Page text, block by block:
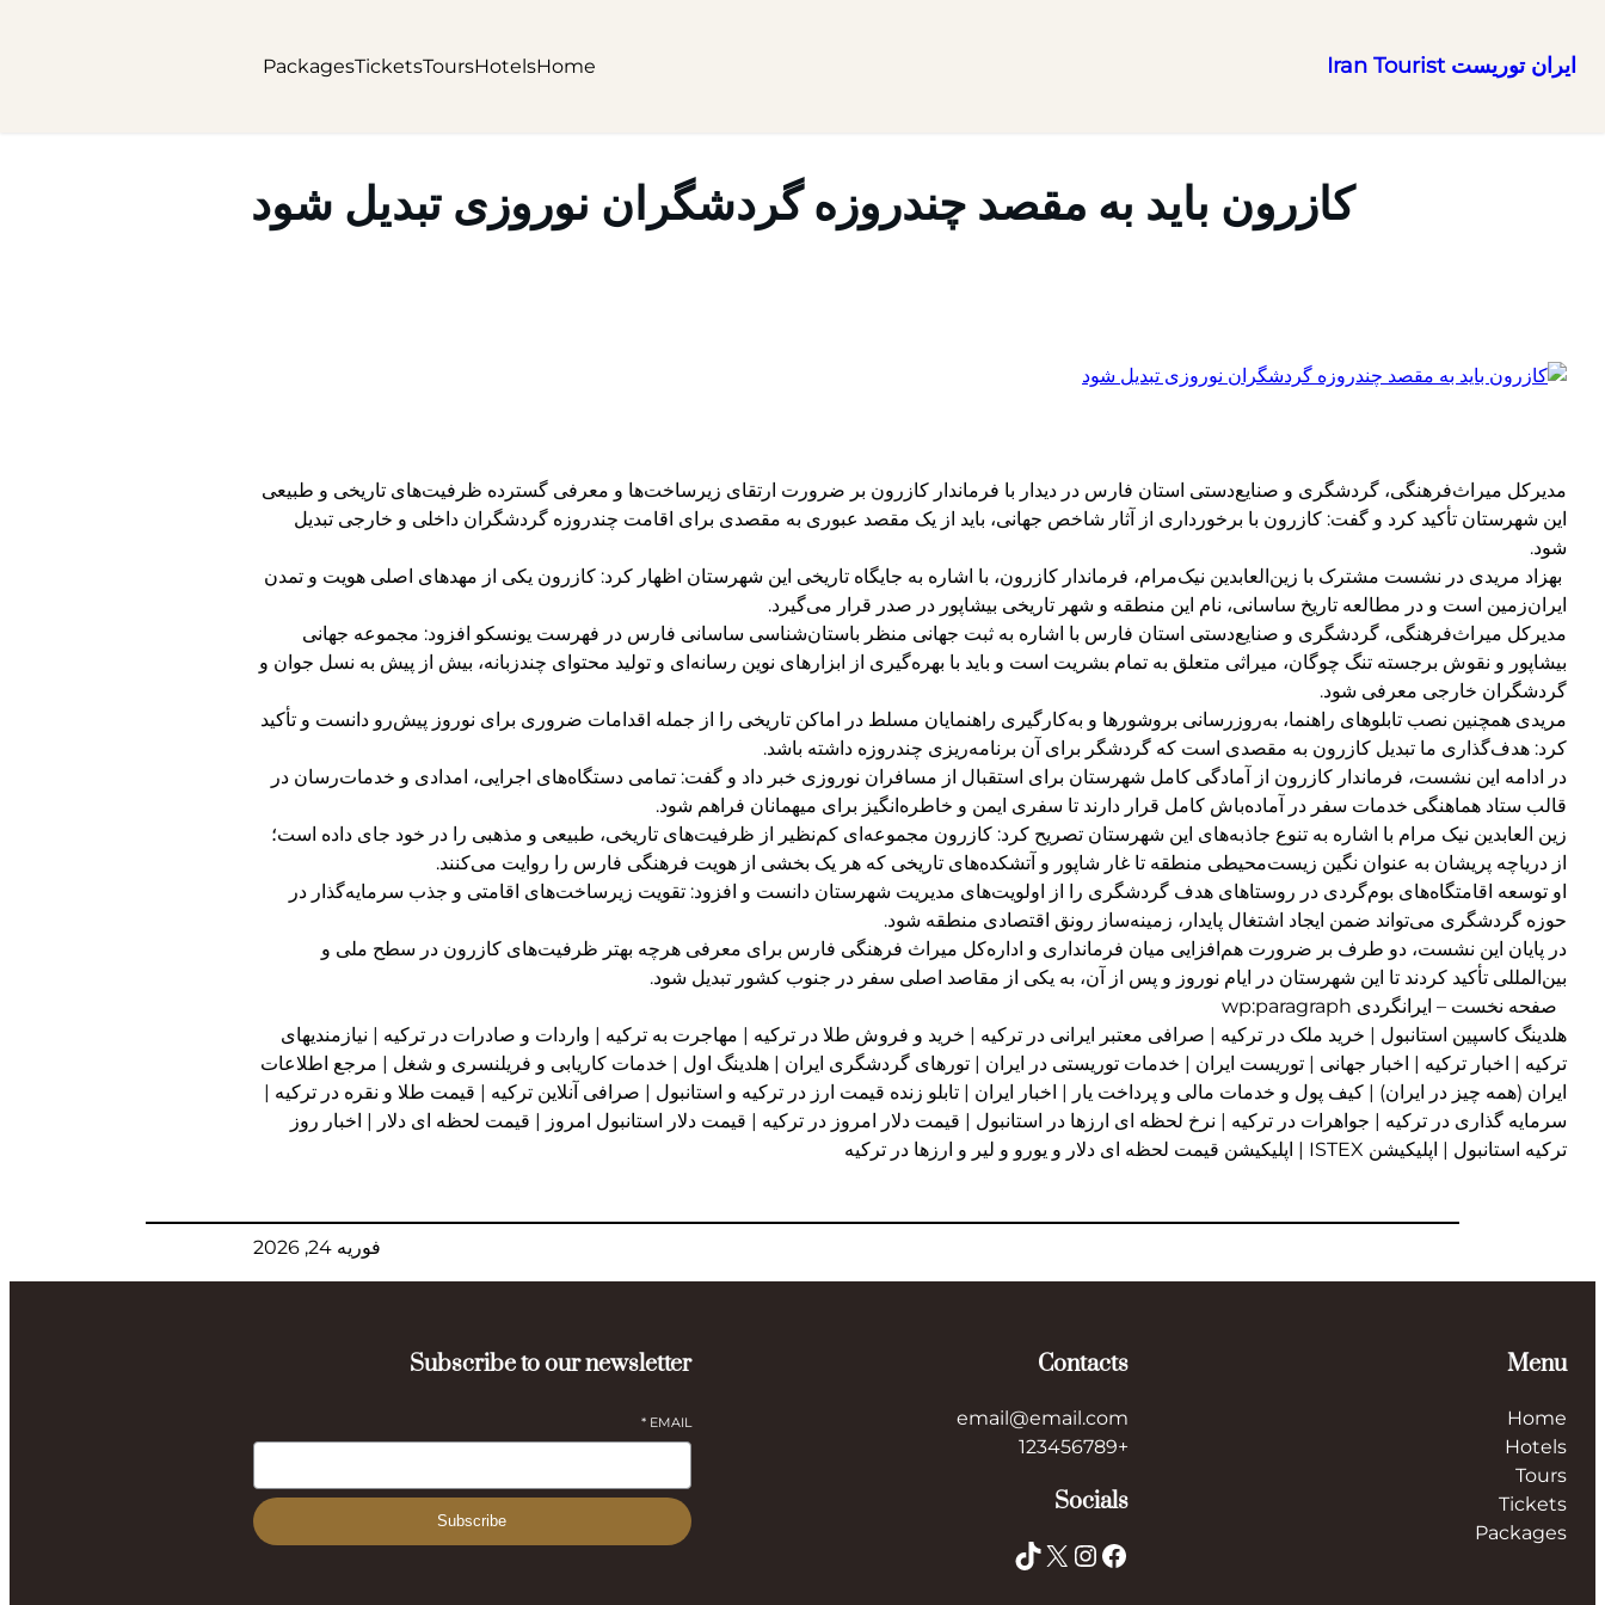
ایران توریست Iran Tourist Home
Hotels
Tours
Tickets
Packages
کازرون باید به مقصد چندروزه گردشگران نوروزی تبدیل شود
مدیرکل میراث‌فرهنگی، گردشگری و صنایع‌دستی استان فارس در دیدار با فرماندار کازرون بر ضرورت ارتقای زیرساخت‌ها و معرفی گسترده ظرفیت‌های تاریخی و طبیعی
این شهرستان تأکید کرد و گفت: کازرون با برخورداری از آثار شاخص جهانی، باید از یک مقصد عبوری به مقصدی برای اقامت چندروزه گردشگران داخلی و خارجی تبدیل
شود.
بهزاد مریدی در نشست مشترک با زین‌العابدین نیک‌مرام، فرماندار کازرون، با اشاره به جایگاه تاریخی این شهرستان اظهار کرد: کازرون یکی از مهدهای اصلی هویت و تمدن
ایران‌زمین است و در مطالعه تاریخ ساسانی، نام این منطقه و شهر تاریخی بیشاپور در صدر قرار می‌گیرد.
مدیرکل میراث‌فرهنگی، گردشگری و صنایع‌دستی استان فارس با اشاره به ثبت جهانی منظر باستان‌شناسی ساسانی فارس در فهرست یونسکو افزود: مجموعه جهانی
بیشاپور و نقوش برجسته تنگ چوگان، میراثی متعلق به تمام بشریت است و باید با بهره‌گیری از ابزارهای نوین رسانه‌ای و تولید محتوای چندزبانه، بیش از پیش به نسل جوان و
گردشگران خارجی معرفی شود.
مریدی همچنین نصب تابلوهای راهنما، به‌روزرسانی بروشورها و به‌کارگیری راهنمایان مسلط در اماکن تاریخی را از جمله اقدامات ضروری برای نوروز پیش‌رو دانست و تأکید
کرد: هدف‌گذاری ما تبدیل کازرون به مقصدی است که گردشگر برای آن برنامه‌ریزی چندروزه داشته باشد.
در ادامه این نشست، فرماندار کازرون از آمادگی کامل شهرستان برای استقبال از مسافران نوروزی خبر داد و گفت: تمامی دستگاه‌های اجرایی، امدادی و خدمات‌رسان در
قالب ستاد هماهنگی خدمات سفر در آماده‌باش کامل قرار دارند تا سفری ایمن و خاطره‌انگیز برای میهمانان فراهم شود.
زین العابدین نیک مرام با اشاره به تنوع جاذبه‌های این شهرستان تصریح کرد: کازرون مجموعه‌ای کم‌نظیر از ظرفیت‌های تاریخی، طبیعی و مذهبی را در خود جای داده است؛
از دریاچه پریشان به عنوان نگین زیست‌محیطی منطقه تا غار شاپور و آتشکده‌های تاریخی که هر یک بخشی از هویت فرهنگی فارس را روایت می‌کنند.
او توسعه اقامتگاه‌های بوم‌گردی در روستاهای هدف گردشگری را از اولویت‌های مدیریت شهرستان دانست و افزود: تقویت زیرساخت‌های اقامتی و جذب سرمایه‌گذار در
حوزه گردشگری می‌تواند ضمن ایجاد اشتغال پایدار، زمینه‌ساز رونق اقتصادی منطقه شود.
در پایان این نشست، دو طرف بر ضرورت هم‌افزایی میان فرمانداری و اداره‌کل میراث فرهنگی فارس برای معرفی هرچه بهتر ظرفیت‌های کازرون در سطح ملی و
بین‌المللی تأکید کردند تا این شهرستان در ایام نوروز و پس از آن، به یکی از مقاصد اصلی سفر در جنوب کشور تبدیل شود.
صفحه نخست – ایرانگردی wp:paragraph
هلدینگ کاسپین استانبول | خرید ملک در ترکیه | صرافی معتبر ایرانی در ترکیه | خرید و فروش طلا در ترکیه | مهاجرت به ترکیه | واردات و صادرات در ترکیه | نیازمندیهای
ترکیه | اخبار ترکیه | اخبار جهانی | توریست ایران | خدمات توریستی در ایران | تورهای گردشگری ایران | هلدینگ اول | خدمات کاریابی و فریلنسری و شغل | مرجع اطلاعات
ایران (همه چیز در ایران) | کیف پول و خدمات مالی و پرداخت یار | اخبار ایران | تابلو زنده قیمت ارز در ترکیه و استانبول | صرافی آنلاین ترکیه | قیمت طلا و نقره در ترکیه |
سرمایه گذاری در ترکیه | جواهرات در ترکیه | نرخ لحظه ای ارزها در استانبول | قیمت دلار امروز در ترکیه | قیمت دلار استانبول امروز | قیمت لحظه ای دلار | اخبار روز
ترکیه استانبول | اپلیکیشن ISTEX | اپلیکیشن قیمت لحظه ای دلار و یورو و لیر و ارزها در ترکیه
فوریه 24, 2026
Menu
Home
Hotels
Tours
Tickets
Packages
Contacts
email@email.com
+123456789
Socials
Facebook
Instagram
X
TikTok
Subscribe to our newsletter
EMAIL
*
Subscribe